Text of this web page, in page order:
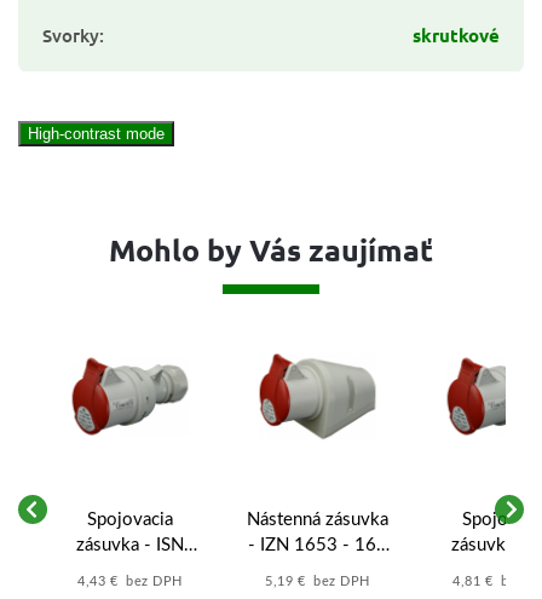
Svorky: skrutkové
High-contrast mode
Mohlo by Vás zaujímať
Spojovacia
zásuvka - ISN
1653 - 16A - 5-
4,43 € bez DPH
Nástenná zásuvka
- IZN 1653 - 16A
- 5-pól - IP 44
5,19 € bez DPH
zásuvka -
3243 - 32A
4,81 € bez